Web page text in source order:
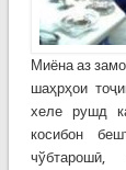
Миёна аз
шаҳрҳои
хеле рушд
косибон
чўбтарошӣ,